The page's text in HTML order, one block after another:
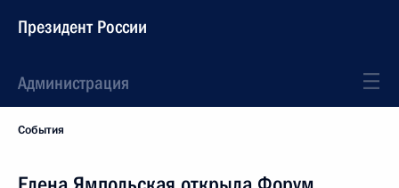
Президент России
Администрация
События